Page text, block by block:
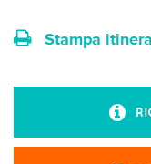
Stampa